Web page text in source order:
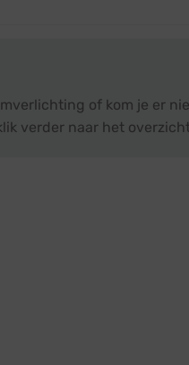
of kom je er
verder naar het